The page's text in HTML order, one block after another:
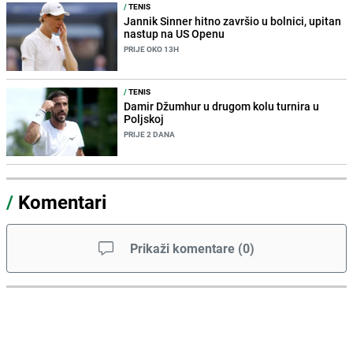
/TENIS
Jannik Sinner hitno završio u bolnici, upitan
nastup na US Openu
PRIJE OKO 13H
/TENIS
Damir Džumhur u drugom kolu turnira u
Poljskoj
PRIJE 2 DANA
/ Komentari
Prikaži komentare (0)